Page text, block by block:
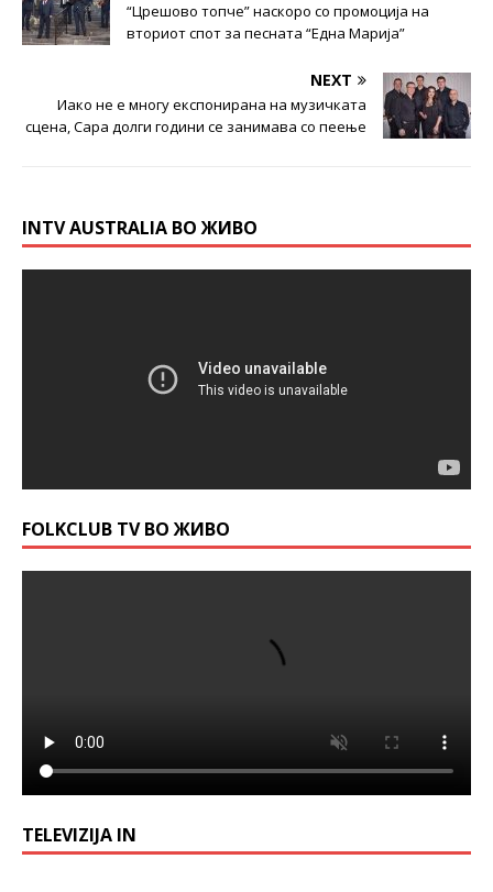
“Црешово топче” наскоро со промоција на
вториот спот за песната “Една Марија”
NEXT
Иако не е многу експонирана на музичката
сцена, Сара долги години се занимава со пеење
INTV AUSTRALIA ВО ЖИВО
FOLKCLUB TV ВО ЖИВО
TELEVIZIJA IN